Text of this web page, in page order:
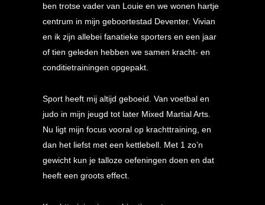
ben trotse vader van Louie en we wonen hartje
centrum in mijn geboortestad Deventer. Vivian
en ik zijn allebei fanatieke sporters en een jaar
of tien geleden hebben we samen kracht- en
conditietrainingen opgepakt.
Sport heeft mij altijd geboeid. Van voetbal en
judo in mijn jeugd tot later Mixed Martial Arts.
Nu ligt mijn focus vooral op krachttraining, en
dan het liefst met een kettlebell. Met 1 zo’n
gewicht kun je talloze oefeningen doen en dat
heeft een groots effect.